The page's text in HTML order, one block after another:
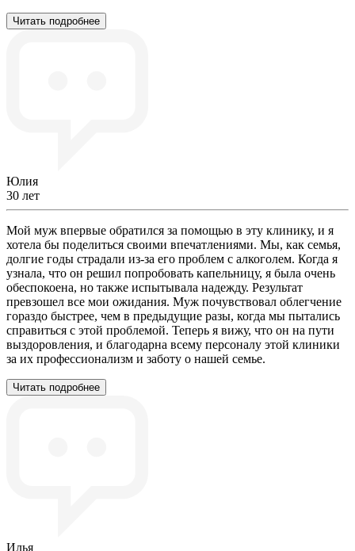
Читать подробнее
Юлия
30 лет
Мой муж впервые обратился за помощью в эту клинику, и я
хотела бы поделиться своими впечатлениями. Мы, как семья,
долгие годы страдали из-за его проблем с алкоголем. Когда я
узнала, что он решил попробовать капельницу, я была очень
обеспокоена, но также испытывала надежду. Результат
превзошел все мои ожидания. Муж почувствовал облегчение
гораздо быстрее, чем в предыдущие разы, когда мы пытались
справиться с этой проблемой. Теперь я вижу, что он на пути
выздоровления, и благодарна всему персоналу этой клиники
за их профессионализм и заботу о нашей семье.
Читать подробнее
Илья